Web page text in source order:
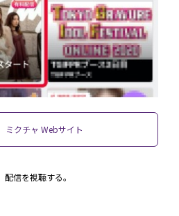
ミクチャ Webサイト
信を視聴する。